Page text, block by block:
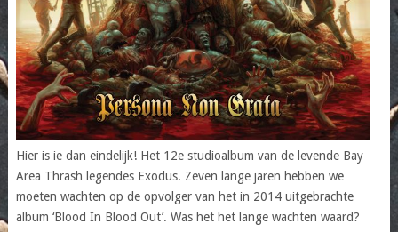
Hier is ie dan eindelijk! Het 12e studioalbum van de levende Bay
Area Thrash legendes Exodus. Zeven lange jaren hebben we
moeten wachten op de opvolger van het in 2014 uitgebrachte
album ‘Blood In Blood Out’. Was het het lange wachten waard?